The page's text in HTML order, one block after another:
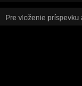
Pre vloženie